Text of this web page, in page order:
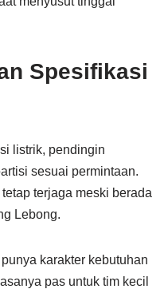
Spesifikasi
listrik, pendingin
sesuai permintaan.
terjaga meski berada
Lebong.
karakter kebutuhan
pas untuk tim kecil